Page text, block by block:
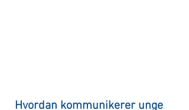
Hvordan kommunikerer unge